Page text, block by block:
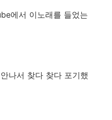
에서 이노래를 들었는
나서 찾다 찾다 포기했